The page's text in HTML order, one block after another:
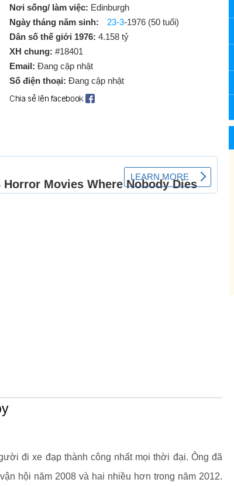
Nơi sống/ làm việc: Edinburgh
Ngày tháng năm sinh:
23-3-1976 (50 tuổi)
Dân số thế giới 1976: 4.158 tỷ
XH chung: #18401
Email: Đang cập nhật
Số điện thoại: Đang cập nhật
đi xe đạp thành công nhất mọi thời đại. Ông đã
hội năm 2008 và hai nhiều hơn trong năm 2012.